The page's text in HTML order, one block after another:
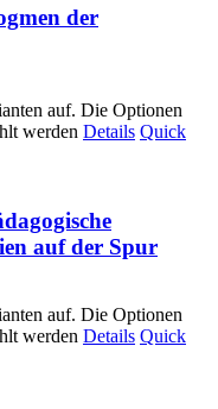
der
auf. Die Optionen
werden Details Quick
auf der Spur
auf. Die Optionen
werden Details Quick